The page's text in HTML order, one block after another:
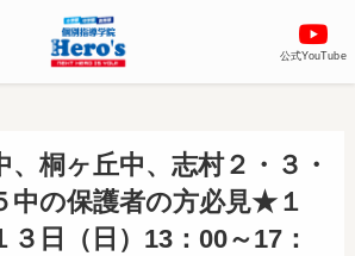
公式YouTube
、桐ヶ丘中、志村２・３・
中の保護者の方必見★１
３日（日）13：00～17：